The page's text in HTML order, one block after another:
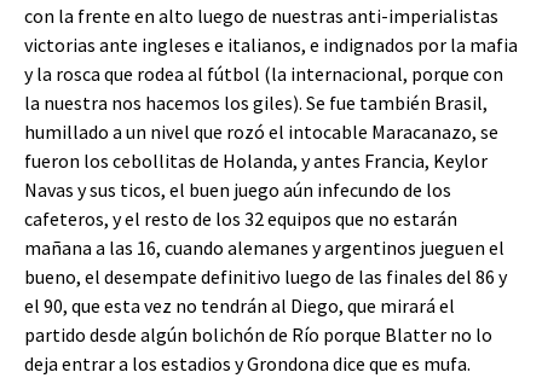
con la frente en alto luego de nuestras anti-imperialistas
victorias ante ingleses e italianos, e indignados por la mafia
y la rosca que rodea al fútbol (la internacional, porque con
la nuestra nos hacemos los giles). Se fue también Brasil,
humillado a un nivel que rozó el intocable Maracanazo, se
fueron los cebollitas de Holanda, y antes Francia, Keylor
Navas y sus ticos, el buen juego aún infecundo de los
cafeteros, y el resto de los 32 equipos que no estarán
mañana a las 16, cuando alemanes y argentinos jueguen el
bueno, el desempate definitivo luego de las finales del 86 y
el 90, que esta vez no tendrán al Diego, que mirará el
partido desde algún bolichón de Río porque Blatter no lo
deja entrar a los estadios y Grondona dice que es mufa.